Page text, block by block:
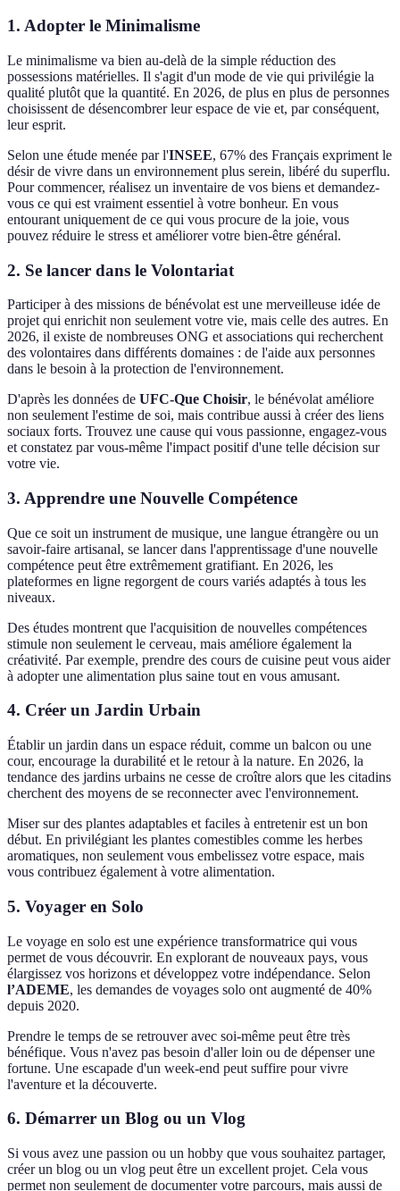
1. Adopter le Minimalisme
Le minimalisme va bien au-delà de la simple réduction des
possessions matérielles. Il s'agit d'un mode de vie qui privilégie la
qualité plutôt que la quantité. En 2026, de plus en plus de personnes
choisissent de désencombrer leur espace de vie et, par conséquent,
leur esprit.
Selon une étude menée par l'INSEE, 67% des Français expriment le
désir de vivre dans un environnement plus serein, libéré du superflu.
Pour commencer, réalisez un inventaire de vos biens et demandez-
vous ce qui est vraiment essentiel à votre bonheur. En vous
entourant uniquement de ce qui vous procure de la joie, vous
pouvez réduire le stress et améliorer votre bien-être général.
2. Se lancer dans le Volontariat
Participer à des missions de bénévolat est une merveilleuse idée de
projet qui enrichit non seulement votre vie, mais celle des autres. En
2026, il existe de nombreuses ONG et associations qui recherchent
des volontaires dans différents domaines : de l'aide aux personnes
dans le besoin à la protection de l'environnement.
D'après les données de UFC-Que Choisir, le bénévolat améliore
non seulement l'estime de soi, mais contribue aussi à créer des liens
sociaux forts. Trouvez une cause qui vous passionne, engagez-vous
et constatez par vous-même l'impact positif d'une telle décision sur
votre vie.
3. Apprendre une Nouvelle Compétence
Que ce soit un instrument de musique, une langue étrangère ou un
savoir-faire artisanal, se lancer dans l'apprentissage d'une nouvelle
compétence peut être extrêmement gratifiant. En 2026, les
plateformes en ligne regorgent de cours variés adaptés à tous les
niveaux.
Des études montrent que l'acquisition de nouvelles compétences
stimule non seulement le cerveau, mais améliore également la
créativité. Par exemple, prendre des cours de cuisine peut vous aider
à adopter une alimentation plus saine tout en vous amusant.
4. Créer un Jardin Urbain
Établir un jardin dans un espace réduit, comme un balcon ou une
cour, encourage la durabilité et le retour à la nature. En 2026, la
tendance des jardins urbains ne cesse de croître alors que les citadins
cherchent des moyens de se reconnecter avec l'environnement.
Miser sur des plantes adaptables et faciles à entretenir est un bon
début. En privilégiant les plantes comestibles comme les herbes
aromatiques, non seulement vous embelissez votre espace, mais
vous contribuez également à votre alimentation.
5. Voyager en Solo
Le voyage en solo est une expérience transformatrice qui vous
permet de vous découvrir. En explorant de nouveaux pays, vous
élargissez vos horizons et développez votre indépendance. Selon
l’ADEME, les demandes de voyages solo ont augmenté de 40%
depuis 2020.
Prendre le temps de se retrouver avec soi-même peut être très
bénéfique. Vous n'avez pas besoin d'aller loin ou de dépenser une
fortune. Une escapade d'un week-end peut suffire pour vivre
l'aventure et la découverte.
6. Démarrer un Blog ou un Vlog
Si vous avez une passion ou un hobby que vous souhaitez partager,
créer un blog ou un vlog peut être un excellent projet. Cela vous
permet non seulement de documenter votre parcours, mais aussi de